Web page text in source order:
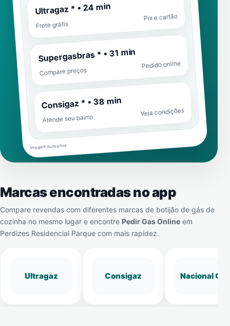
Ultragaz * • 24 min
Frete grátis
Pix e cartão
Supergasbras * • 31 min
Compare preços
Pedido online
Consigaz * • 38 min
Atende seu bairro
Veja condições
Imagem ilustrativa
Marcas encontradas no app
Compare revendas com diferentes marcas de botijão de gás de
cozinha no mesmo lugar e encontre Pedir Gas Online em
Perdizes Residencial Parque com mais rapidez.
Ultragaz Consigaz Nacional Gás